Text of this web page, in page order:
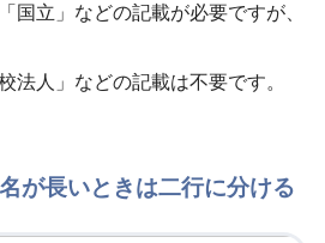
国立」などの記載が必要ですが、
法人」などの記載は不要です。
が長いときは二行に分ける